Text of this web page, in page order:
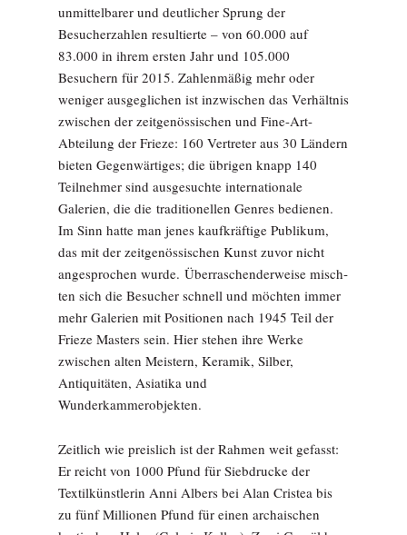
unmittelbarer und deutlicher Sprung der
Besucherzahlen resultierte – von 60.000 auf
83.000 in ihrem ersten Jahr und 105.000
Besuchern für 2015. Zahlenmäßig mehr oder
weniger ausgeglichen ist inzwischen das Verhältnis
zwischen der zeitgenössischen und Fine-Art-
Abteilung der Frieze: 160 Vertreter aus 30 Ländern
bieten Gegenwärtiges; die übrigen knapp 140
Teilnehmer sind ausgesuchte internationale
Galerien, die die traditionellen Genres bedienen.
Im Sinn hatte man jenes kaufkräftige Publikum,
das mit der zeit­genössischen Kunst zuvor nicht
angesprochen wurde. Überraschenderweise misch­
ten sich die Besucher schnell und möchten immer
mehr Gale­rien mit Positionen nach 1945 Teil der
Frieze Masters sein. Hier stehen ihre Werke
zwischen alten Meistern, Keramik, Silber,
Antiquitäten, Asiatika und
Wunderkammerobjekten.
Zeitlich wie preislich ist der Rahmen weit gefasst:
Er reicht von 1000 Pfund für Siebdrucke der
Textilkünstlerin Anni Albers bei Alan Cristea bis
zu fünf Millionen Pfund für einen archaischen